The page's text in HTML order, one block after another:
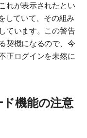
れが表示されたとい
していて、その組み
ています。この警告
契機になるので、今
正ログインを未然に
機能の注意